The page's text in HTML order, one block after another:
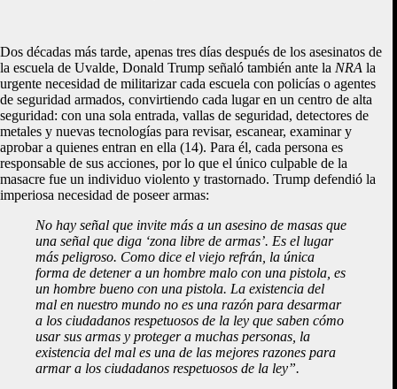
Dos décadas más tarde, apenas tres días después de los asesinatos de
la escuela de Uvalde, Donald Trump señaló también ante la NRA la
urgente necesidad de militarizar cada escuela con policías o agentes
de seguridad armados, convirtiendo cada lugar en un centro de alta
seguridad: con una sola entrada, vallas de seguridad, detectores de
metales y nuevas tecnologías para revisar, escanear, examinar y
aprobar a quienes entran en ella (14). Para él, cada persona es
responsable de sus acciones, por lo que el único culpable de la
masacre fue un individuo violento y trastornado. Trump defendió la
imperiosa necesidad de poseer armas:
No hay señal que invite más a un asesino de masas que
una señal que diga ‘zona libre de armas’. Es el lugar
más peligroso. Como dice el viejo refrán, la única
forma de detener a un hombre malo con una pistola, es
un hombre bueno con una pistola. La existencia del
mal en nuestro mundo no es una razón para desarmar
a los ciudadanos respetuosos de la ley que saben cómo
usar sus armas y proteger a muchas personas, la
existencia del mal es una de las mejores razones para
armar a los ciudadanos respetuosos de la ley”.